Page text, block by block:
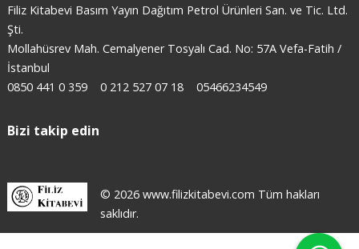
Filiz Kitabevi Basım Yayın Dağıtım Petrol Ürünleri San. ve Tic. Ltd.
Şti.
Mollahüsrev Mah. Cemalyener Tosyalı Cad. No: 57A Vefa-Fatih /
İstanbul
0850 441 0 359
0 212 527 07 18 05466234549
Bizi takip edin
© 2026 www.filizkitabevi.com Tüm hakları
saklıdır.